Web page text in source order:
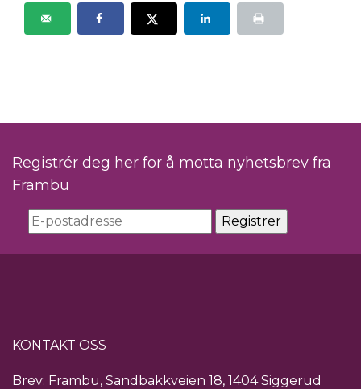
Registrér deg her for å motta nyhetsbrev fra
Frambu
KONTAKT OSS
Brev: Frambu, Sandbakkveien 18, 1404 Siggerud